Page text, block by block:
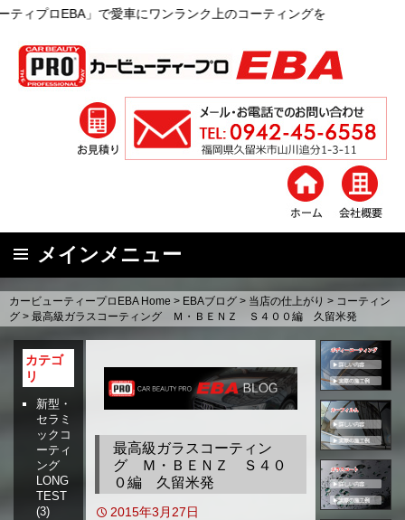
車にワンランク上のコーティングを
メインメニュー
コ
ン
カービューティープロEBA Home > EBAブログ > 当店の仕上がり > コーティン
グ > 最高級ガラスコーティング Ｍ・ＢＥＮＺ Ｓ４００編 久留米発
最高級ガラスコーティン
グ Ｍ・ＢＥＮＺ Ｓ４０
０編 久留米発
2015年3月27日
カテゴ
リ
新型・
セラミ
ックコ
ーティ
ング
LONG
TEST
(3)